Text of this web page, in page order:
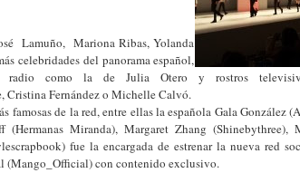
Lamuño, Mariona Ribas, Yolanda
celebridades del panorama español,
radio como la de Julia Otero y rostros
Cristina Fernández o Michelle Calvó.
famosas de la red, entre ellas la española Gala González
(Hermanas Miranda), Margaret Zhang (Shinebythree),
fue la encargada de estrenar la nueva red
(Mango_Official) con contenido exclusivo.